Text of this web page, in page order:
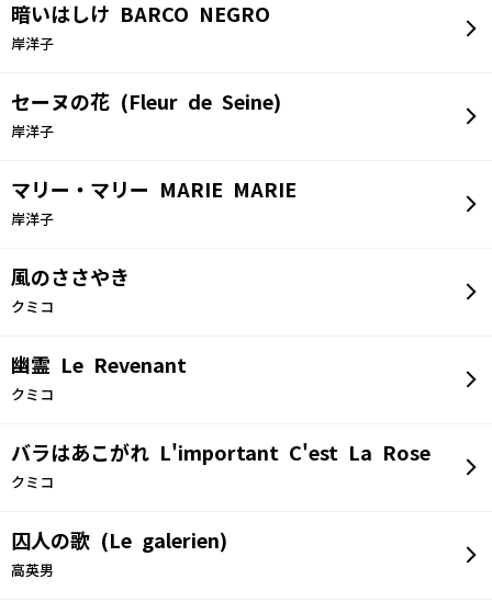
暗いはしけ BARCO NEGRO
岸洋子
セーヌの花 (Fleur de Seine)
岸洋子
マリー・マリー MARIE MARIE
岸洋子
風のささやき
クミコ
幽霊 Le Revenant
クミコ
バラはあこがれ L'important C'est La Rose
クミコ
囚人の歌 (Le galerien)
高英男